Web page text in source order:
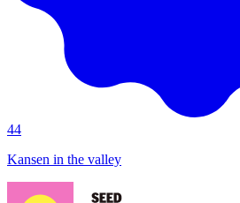
44
Kansen in the valley